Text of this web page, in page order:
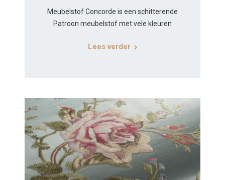
Meubelstof Concorde is een schitterende
Patroon meubelstof met vele kleuren
Lees verder